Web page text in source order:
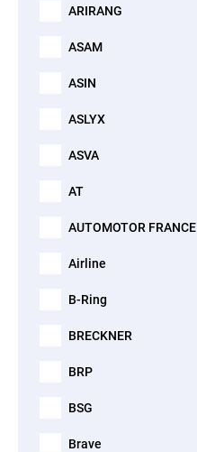
ARIRANG
ASAM
ASIN
ASLYX
ASVA
AT
AUTOMOTOR FRANCE
Airline
B-Ring
BRECKNER
BRP
BSG
Brave